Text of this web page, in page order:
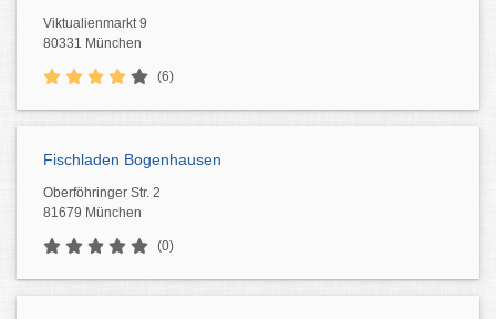
Viktualienmarkt 9
80331 München
(6)
Fischladen Bogenhausen
Oberföhringer Str. 2
81679 München
(0)